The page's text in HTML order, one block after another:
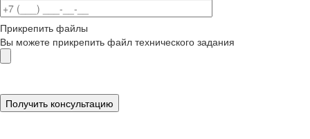
Прикрепить файлы
Вы можете прикрепить файл технического задания